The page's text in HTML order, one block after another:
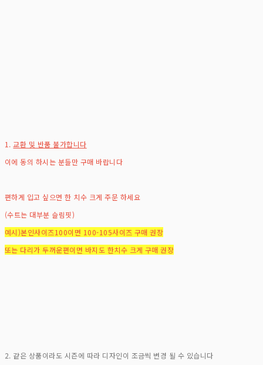
1.교환 및 반품 불가합니다
이에 동의 하시는 분들만 구매 바랍니다
편하게 입고 싶으면 한 치수 크게 주문 하세요
(수트는 대부분 슬림핏)
예시)본인사이즈100이면 100-105사이즈 구매 권장
또는 다리가 두꺼운편이면 바지도 한치수 크게 구매 권장
2. 같은 상품이라도 시즌에 따라 디자인이 조금씩 변경 될 수 있습니다